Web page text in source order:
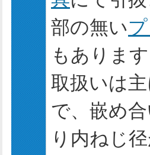
部の無い
もあります
取扱いは
で、嵌め
り内ねじ